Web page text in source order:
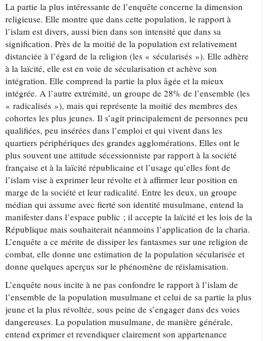
La partie la plus intéressante de l’enquête concerne la dimension
religieuse. Elle montre que dans cette population, le rapport à
l’islam est divers, aussi bien dans son intensité que dans sa
signification. Près de la moitié de la population est relativement
distanciée à l’égard de la religion (les « sécularisés »). Elle adhère
à la laïcité, elle est en voie de sécularisation et achève son
intégration. Elle comprend la partie la plus âgée et la mieux
intégrée. A l’autre extrémité, un groupe de 28% de l’ensemble (les
« radicalisés »), mais qui représente la moitié des membres des
cohortes les plus jeunes. Il s’agit principalement de personnes peu
qualifiées, peu insérées dans l’emploi et qui vivent dans les
quartiers périphériques des grandes agglomérations. Elles ont le
plus souvent une attitude sécessionniste par rapport à la société
française et à la laïcité républicaine et l’usage qu’elles font de
l’islam vise à exprimer leur révolte et à affirmer leur position en
marge de la société et leur radicalité. Entre les deux, un groupe
médian qui assume avec fierté son identité musulmane, entend la
manifester dans l’espace public ; il accepte la laïcité et les lois de la
République mais souhaiterait néanmoins l’application de la charia.
L’enquête a ce mérite de dissiper les fantasmes sur une religion de
combat, elle donne une estimation de la population sécularisée et
donne quelques aperçus sur le phénomène de réislamisation.
L’enquête nous incite à ne pas confondre le rapport à l’islam de
l’ensemble de la population musulmane et celui de sa partie la plus
jeune et la plus révoltée, sous peine de s’engager dans des voies
dangereuses. La population musulmane, de manière générale,
entend exprimer et revendiquer clairement son appartenance